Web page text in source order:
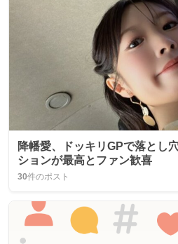
降幡愛、ドッキリGPで落とし
ションが最高とファン歓喜
30件のポスト